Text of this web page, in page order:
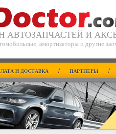
АВТОЗАПЧАСТЕЙ И
амортизаторы и другие
И ДОСТАВКА / ПАРТНЕРЫ /